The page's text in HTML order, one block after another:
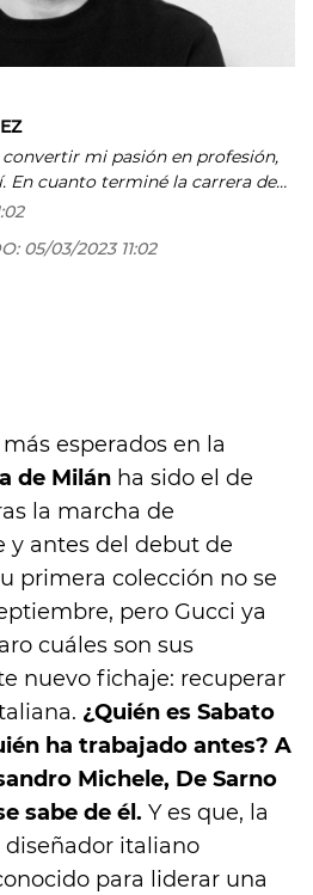
convertir mi pasión en profesión,
En cuanto terminé la carrera de
en el mundo editorial y no he
importantes cabeceras
05/03/2023 11:02
esperados en la
de Milán ha sido el de
la marcha de
y antes del debut de
primera colección no se
pero Gucci ya
cuáles son sus
nuevo fichaje: recuperar
¿Quién es Sabato
ha trabajado antes? A
Michele, De Sarno
sabe de él. Y es que, la
italiano
para liderar una